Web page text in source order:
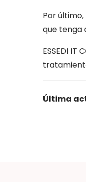
Por
que tenga
ESSEDI
Última